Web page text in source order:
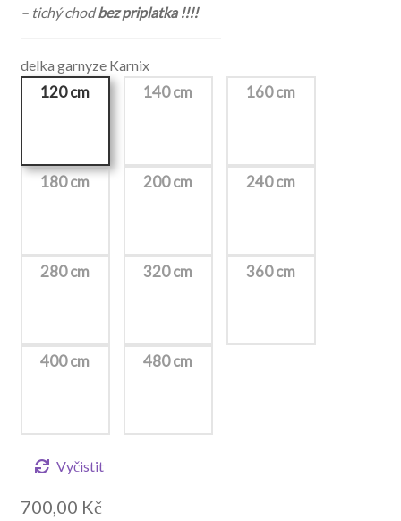
– tichý chodbez priplatka !!!!
delka garnyze Karnix
120 cm 140 cm 160 cm
180 cm 200 cm 240 cm
280 cm 320 cm 360 cm
400 cm 480 cm
Vyčistit
700,00 Kč